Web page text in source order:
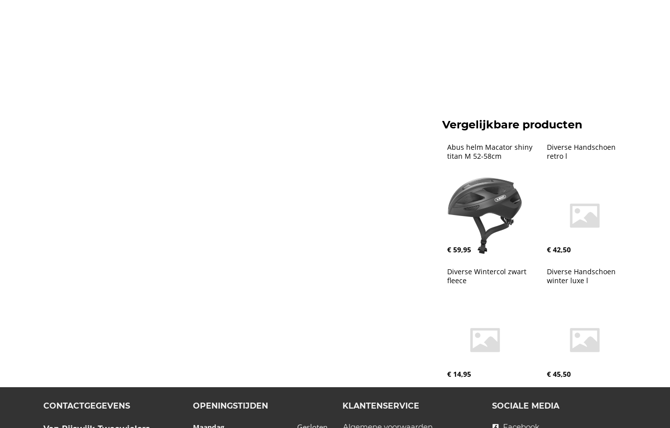
Vergelijkbare producten
Abus helm Macator shiny
titan M 52-58cm
€ 59,95
Diverse Handschoen
retro l
€ 42,50
Diverse Wintercol zwart
fleece
€ 14,95
Diverse Handschoen
winter luxe l
€ 45,50
CONTACTGEGEVENS OPENINGSTIJDEN KLANTENSERVICE SOCIALE MEDIA